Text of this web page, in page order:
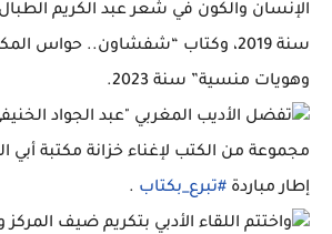
الإنسان والكون في شعر عبد الكريم
سنة 2019، وكتاب “شفشاون.. حواس
وهويات منسية” سنة 2023.
تفضل الأديب المغربي "عبد الجواد
مجموعة من الكتب لإغناء خزانة مكتبة
إطار مباردة #تبرع_بكتاب .
واختتم اللقاء الأدبي بتكريم ضيف المركز